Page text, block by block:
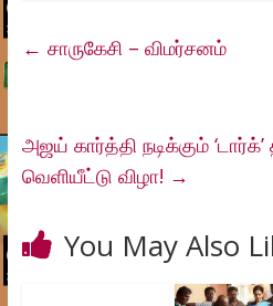
← சாருகேசி – விமர்சனம்
அஜய் கார்த்தி நடிக்கும்
வெளியீட்டு விழா! →
You May Also